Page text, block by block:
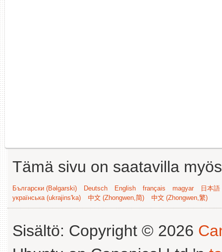
Tämä sivu on saatavilla
Български (Bəlgarski) Deutsch English français magyar
日本
українська (ukrajins'ka)
中文 (Zhongwen,简) 中文 (Zhongwen,繁)
Sisältö: Copyright © 2026